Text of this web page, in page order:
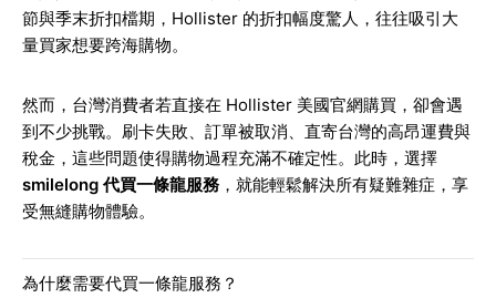
節與季末折扣檔期，Hollister 的折扣幅度驚人，往往吸引大
量買家想要跨海購物。
然而，台灣消費者若直接在 Hollister 美國官網購買，卻會遇
到不少挑戰。刷卡失敗、訂單被取消、直寄台灣的高昂運費與
稅金，這些問題使得購物過程充滿不確定性。此時，選擇
smilelong 代買一條龍服務 ，就能輕鬆解決所有疑難雜症，享
受無縫購物體驗。
為什麼需要代買一條龍服務？